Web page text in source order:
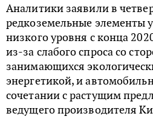
Аналитики заявили в
редкоземельные элементы
низкого уровня с конца
из-за слабого спроса со
занимающихся
энергетикой, и
сочетании с растущим
ведущего производителя